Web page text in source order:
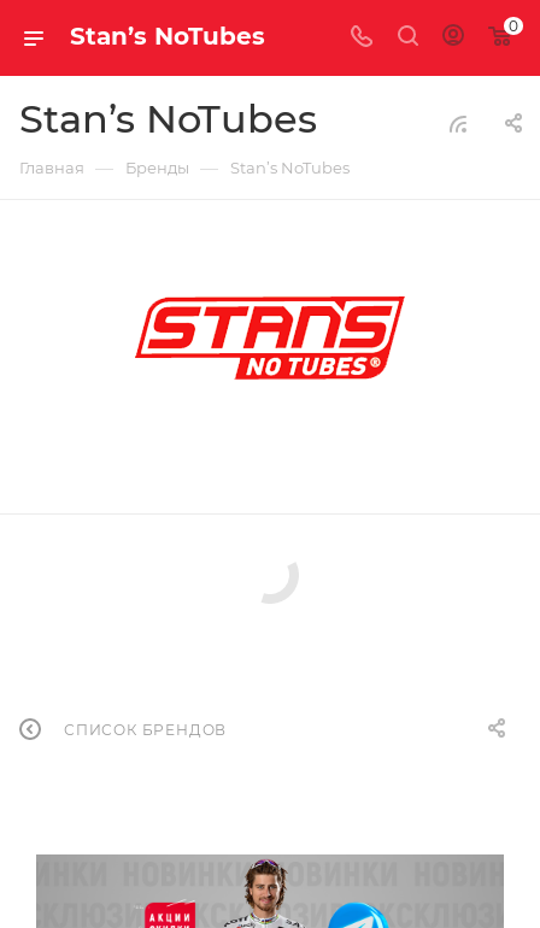
Stan’s NoTubes 0
Stan’s NoTubes
Главная — Бренды — Stan’s NoTubes
СПИСОК БРЕНДОВ